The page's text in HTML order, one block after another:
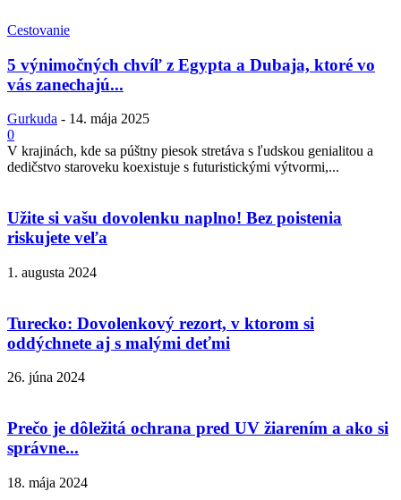
Cestovanie
5 výnimočných chvíľ z Egypta a Dubaja, ktoré vo
vás zanechajú...
Gurkuda - 14. mája 2025
0
V krajinách, kde sa púštny piesok stretáva s ľudskou genialitou a
dedičstvo staroveku koexistuje s futuristickými výtvormi,...
Užite si vašu dovolenku naplno! Bez poistenia
riskujete veľa
1. augusta 2024
Turecko: Dovolenkový rezort, v ktorom si
oddýchnete aj s malými deťmi
26. júna 2024
Prečo je dôležitá ochrana pred UV žiarením a ako si
správne...
18. mája 2024